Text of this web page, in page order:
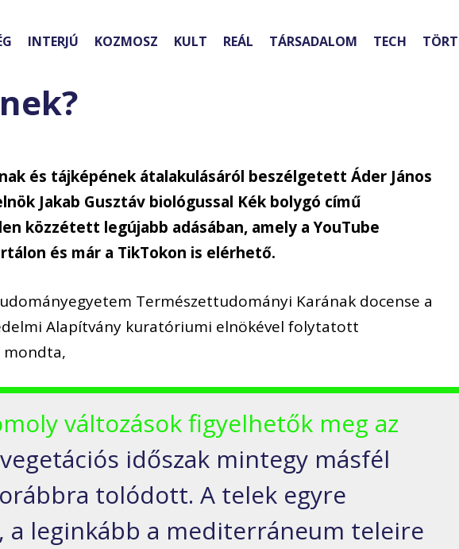
INTERJÚ KOZMOSZ KULT REÁL TÁRSADALOM TECH
és tájképének átalakulásáról beszélgetett Áder János
Jakab Gusztáv biológussal Kék bolygó című
közzétett legújabb adásában, amely a YouTube
és már a TikTokon is elérhető.
Természettudományi Karának docense a
Alapítvány kuratóriumi elnökével folytatott
mondta,
változások figyelhetők meg az
időszak mintegy másfél
tolódott. A telek egyre
a leginkább a mediterráneum teleire